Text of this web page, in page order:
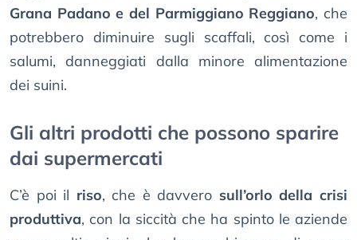
Grana Padano e del Parmiggiano Reggiano, che
potrebbero diminuire sugli scaffali, così come i
salumi, danneggiati dalla minore alimentazione
dei suini.
Gli altri prodotti che possono sparire
dai supermercati
C’è poi il riso, che è davvero sull’orlo della crisi
produttiva, con la siccità che ha spinto le aziende